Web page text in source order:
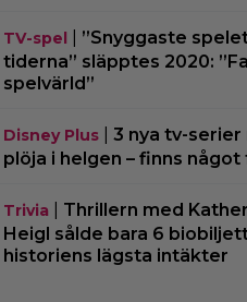
TV-spel
”Snyggaste
tiderna” släpptes 2020:
spelvärld”
Disney Plus| 3 nya tv-
plöja i helgen – finns något
Trivia
Thrillern med
Heigl sålde bara 6
historiens lägsta intäkter